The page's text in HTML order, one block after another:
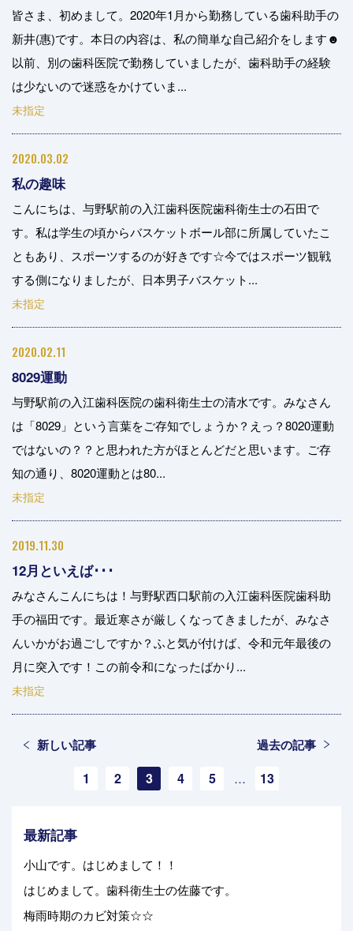
皆さま、初めまして。2020年1月から勤務している歯科助手の
新井(惠)です。本日の内容は、私の簡単な自己紹介をします☻
以前、別の歯科医院で勤務していましたが、歯科助手の経験
は少ないので迷惑をかけていま...
未指定
2020.03.02
私の趣味
こんにちは、与野駅前の入江歯科医院歯科衛生士の石田で
す。私は学生の頃からバスケットボール部に所属していたこ
ともあり、スポーツするのが好きです☆今ではスポーツ観戦
する側になりましたが、日本男子バスケット...
未指定
2020.02.11
8029運動
与野駅前の入江歯科医院の歯科衛生士の清水です。みなさん
は「8029」という言葉をご存知でしょうか？えっ？8020運動
ではないの？？と思われた方がほとんどだと思います。ご存
知の通り、8020運動とは80...
未指定
2019.11.30
12月といえば･･･
みなさんこんにちは！与野駅西口駅前の入江歯科医院歯科助
手の福田です。最近寒さが厳しくなってきましたが、みなさ
んいかがお過ごしですか？ふと気が付けば、令和元年最後の
月に突入です！この前令和になったばかり...
未指定
新しい記事 過去の記事
1 2 3 4 5 … 13
最新記事
小山です。はじめまして！！
はじめまして。歯科衛生士の佐藤です。
梅雨時期のカビ対策☆☆